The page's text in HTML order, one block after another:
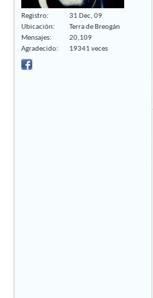
Registro
31 Dec, 09
Ubicación
Terra de Breogán
Mensajes
20,109
Agradecido
19341 veces